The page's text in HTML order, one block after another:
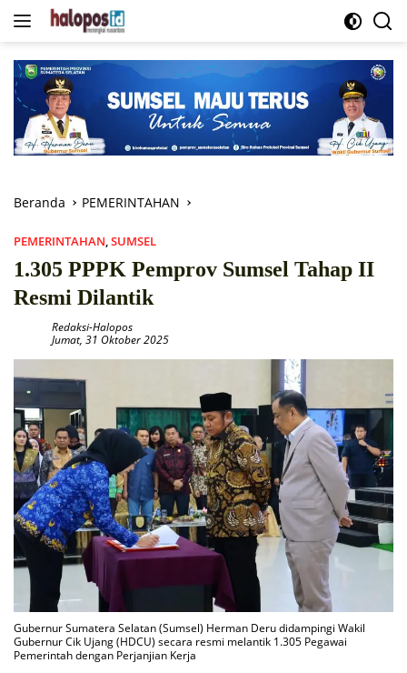
Langsung
Beranda PEMERINTAHAN
PEMERINTAHAN SUMSEL
1.305 PPPK Pemprov Sumsel Tahap II
Resmi Dilantik
Redaksi-Halopos
Jumat, 31 Oktober 2025
Gubernur Sumatera Selatan (Sumsel) Herman Deru didampingi Wakil
Gubernur Cik Ujang (HDCU) secara resmi melantik 1.305 Pegawai
Pemerintah dengan Perjanjian Kerja